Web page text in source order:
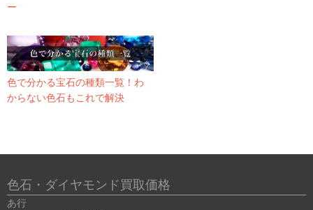
ー
色で分かる宝石の種類一覧！わ
からない色石もこれで解決
色石・ダイヤモンド買取価格
あ行